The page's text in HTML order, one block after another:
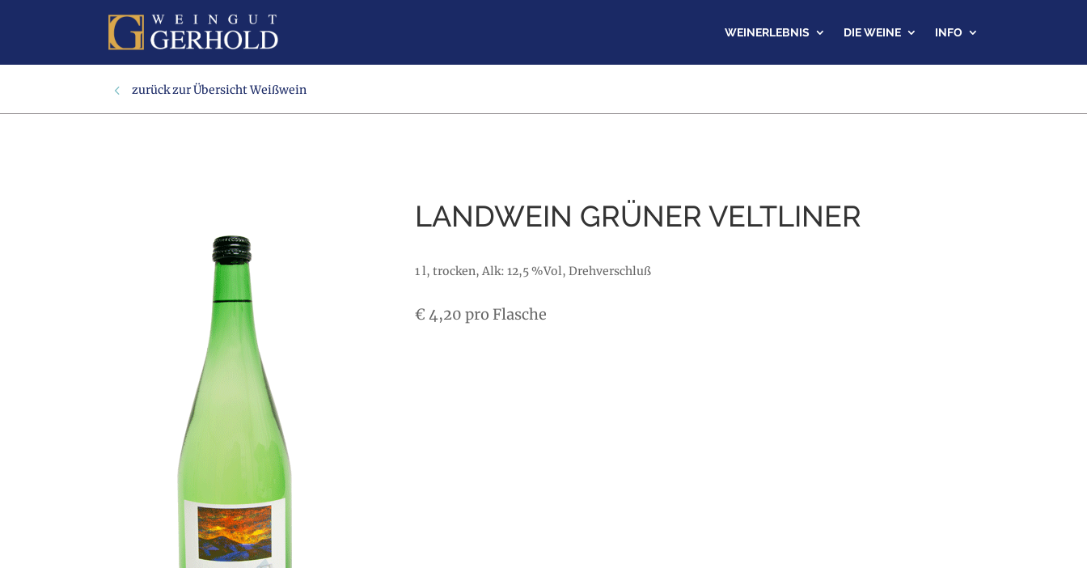
WEINERLEBNIS DIE WEINE INFO
Weißwein
LANDWEIN GRÜNER VELTLINER
1 l, trocken, Alk: 12,5 %Vol, Drehverschluß
€ 4,20 pro Flasche